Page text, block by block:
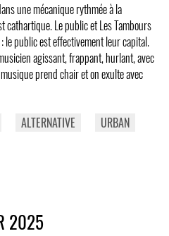
une mécanique rythmée à la
cathartique. Le public et Les Tambours
le public est effectivement leur capital.
agissant, frappant, hurlant, avec
prend chair et on exulte avec
ALTERNATIVE URBAN
2025